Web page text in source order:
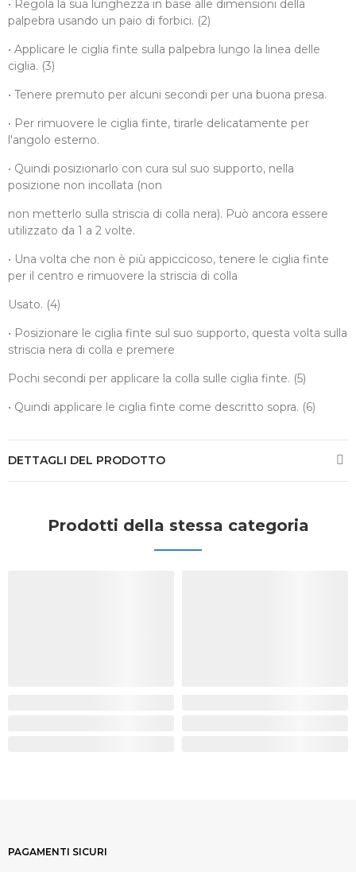
• Regola la sua lunghezza in base alle dimensioni della
palpebra usando un paio di forbici. (2)
• Applicare le ciglia finte sulla palpebra lungo la linea delle
ciglia. (3)
• Tenere premuto per alcuni secondi per una buona presa.
• Per rimuovere le ciglia finte, tirarle delicatamente per
l'angolo esterno.
• Quindi posizionarlo con cura sul suo supporto, nella
posizione non incollata (non
non metterlo sulla striscia di colla nera). Può ancora essere
utilizzato da 1 a 2 volte.
• Una volta che non è più appiccicoso, tenere le ciglia finte
per il centro e rimuovere la striscia di colla
Usato. (4)
• Posizionare le ciglia finte sul suo supporto, questa volta sulla
striscia nera di colla e premere
Pochi secondi per applicare la colla sulle ciglia finte. (5)
• Quindi applicare le ciglia finte come descritto sopra. (6)
DETTAGLI DEL PRODOTTO
Prodotti della stessa categoria
PAGAMENTI SICURI